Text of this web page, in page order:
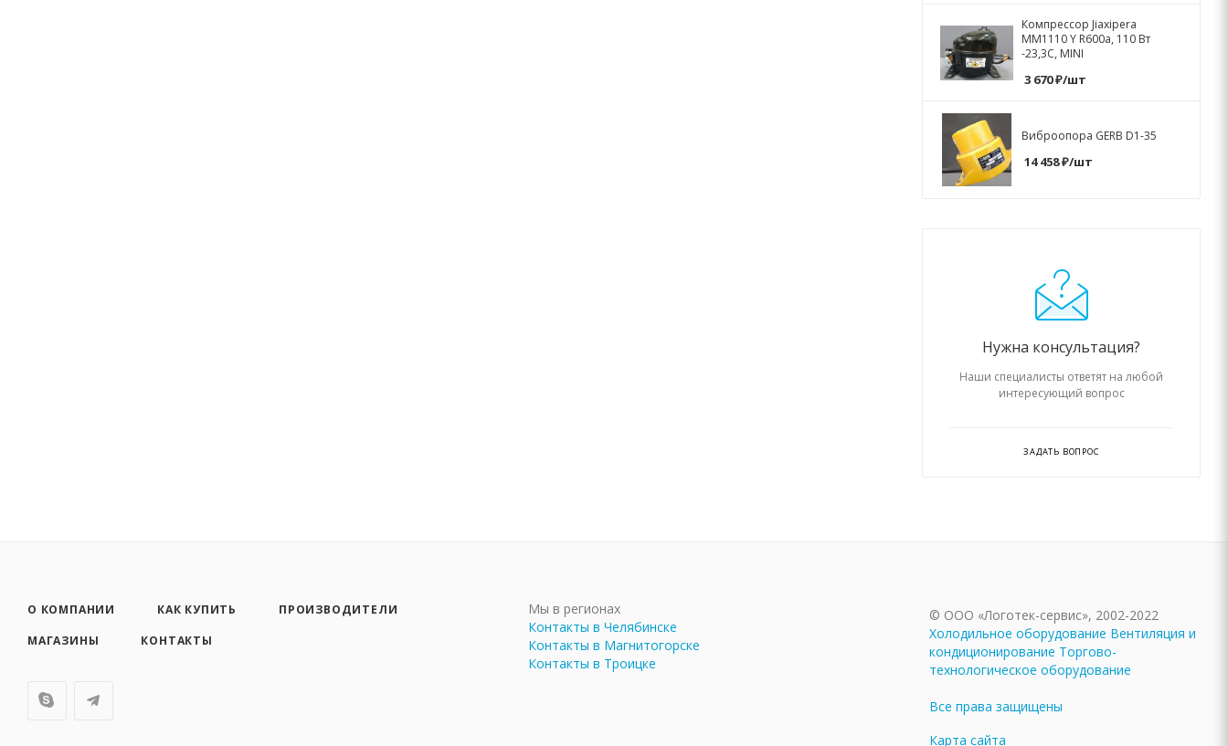
Компрессор Jiaxipera
MM1110 Y R600a, 110 Вт
-23,3С, MINI
3 670₽/шт
Виброопора GERB D1-35
14 458₽/шт
Нужна консультация?
Наши специалисты ответят на любой
интересующий вопрос
ЗАДАТЬ ВОПРОС
О КОМПАНИИ КАК КУПИТЬ
ПРОИЗВОДИТЕЛИ
МАГАЗИНЫ
КОНТАКТЫ
Мы в регионах
Контакты в Челябинске
Контакты в Магнитогорске
Контакты в Троицке
© ООО «Логотек-сервис», 2002-2022
Холодильное оборудование Вентиляция и
кондиционирование Торгово-
технологическое оборудование
Все права защищены
Карта сайта